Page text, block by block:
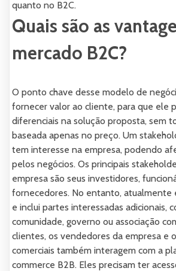
quanto no B2C.
Quais são as
mercado B2C?
O ponto chave desse modelo de
fornecer valor ao cliente, para que ele
diferenciais na solução proposta, sem
baseada apenas no preço. Um
tem interesse na empresa, podendo
pelos negócios. Os principais
empresa são seus investidores,
fornecedores. No entanto, atualmente
e inclui partes interessadas adicionais,
comunidade, governo ou associação
clientes, os vendedores da empresa e
comerciais também interagem com a
commerce B2B. Eles precisam ter